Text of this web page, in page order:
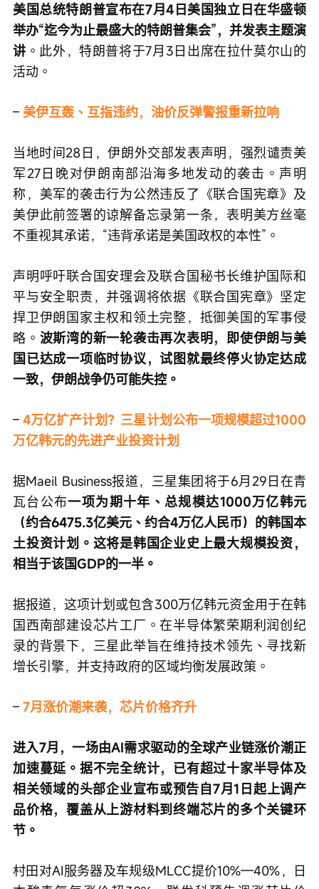
美国总统特朗普宣布在7月4日美国独立日在华盛顿
举办“迄今为止最盛大的特朗普集会”，并发表主题演
讲 。此外，特朗普将于7月3日出席在拉什莫尔山的
活动。
– 美伊互轰、互指违约，油价反弹警报重新拉响
当地时间28日，伊朗外交部发表声明，强烈谴责美
军27日晚对伊朗南部沿海多地发动的袭击。声明
称，美军的袭击行为公然违反了《联合国宪章》及
美伊此前签署的谅解备忘录第一条，表明美方丝毫
不重视其承诺，“违背承诺是美国政权的本性”。
声明呼吁联合国安理会及联合国秘书长维护国际和
平与安全职责，并强调将依据《联合国宪章》坚定
捍卫伊朗国家主权和领土完整，抵御美国的军事侵
略。 波斯湾的新一轮袭击再次表明，即使伊朗与美
国已达成一项临时协议，试图就最终停火协定达成
一致，伊朗战争仍可能失控。
– 4万亿扩产计划？三星计划公布一项规模超过1000
万亿韩元的先进产业投资计划
据Maeil Business报道，三星集团将于6月29日在青
瓦台公布一项为期十年、总规模达1000万亿韩元
（约合6475.3亿美元、约合4万亿人民币）的韩国本
土投资计划。这将是韩国企业史上最大规模投资，
相当于该国GDP的一半。
据报道，这项计划或包含300万亿韩元资金用于在韩
国西南部建设芯片工厂。在半导体繁荣期利润创纪
录的背景下，三星此举旨在维持技术领先、寻找新
增长引擎，并支持政府的区域均衡发展政策。
– 7月涨价潮来袭，芯片价格齐升
进入7月，一场由AI需求驱动的全球产业链涨价潮正
加速蔓延。据不完全统计，已有超过十家半导体及
相关领域的头部企业宣布或预告自7月1日起上调产
品价格，覆盖从上游材料到终端芯片的多个关键环
节。
村田对AI服务器及车规级MLCC提价10%—40%，日